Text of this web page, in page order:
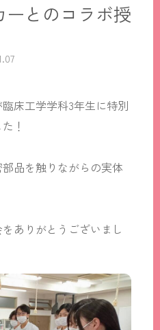
とのコラボ授
床工学学科3年生に特別
！
品を触りながらの実体
ありがとうございまし